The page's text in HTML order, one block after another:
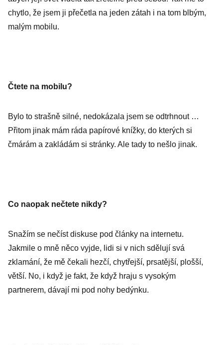
chytlo, že jsem ji přečetla na jeden zátah i na tom blbým,
malým mobilu.
Čtete na mobilu?
Bylo to strašně silné, nedokázala jsem se odtrhnout …
Přitom jinak mám ráda papírové knížky, do kterých si
čmárám a zakládám si stránky. Ale tady to nešlo jinak.
Co naopak nečtete nikdy?
Snažím se nečíst diskuse pod články na internetu.
Jakmile o mně něco vyjde, lidi si v nich sdělují svá
zklamání, že mě čekali hezčí, chytřejší, prsatější, plošší,
větší. No, i když je fakt, že když hraju s vysokým
partnerem, dávají mi pod nohy bedýnku.